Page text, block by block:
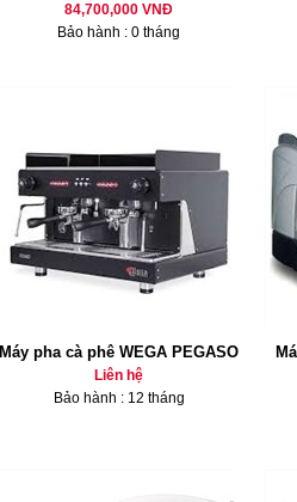
84,700,000 VNĐ
Bảo hành : 0 tháng
Máy pha cà phê WEGA PEGASO
Liên hệ
Bảo hành : 12 tháng